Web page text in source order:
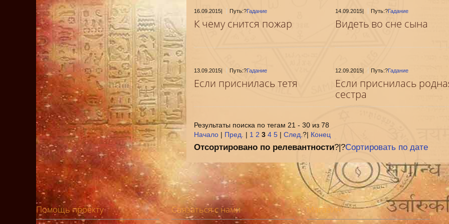
16.09.2015| Путь:?Гадание
К чему снится пожар
14.09.2015| Путь:?Гадание
Видеть во сне сына
13.09.2015| Путь:?Гадание
Если приснилась тетя
12.09.2015| Путь:?Гадание
Если приснилась
сестра
Результаты поиска по тегам 21 - 30 из 78
Начало | Пред. | 1 2 3 4 5 | След. ?| Конец
Отсортировано по релевантности?|?Сортировать по дате
Помощь проекту Связаться с нами Магазин